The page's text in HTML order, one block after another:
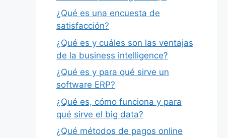
¿Qué es una encuesta de
satisfacción?
¿Qué es y cuáles son las ventajas
de la business intelligence?
¿Qué es y para qué sirve un
software ERP?
¿Qué es, cómo funciona y para
qué sirve el big data?
¿Qué métodos de pagos online